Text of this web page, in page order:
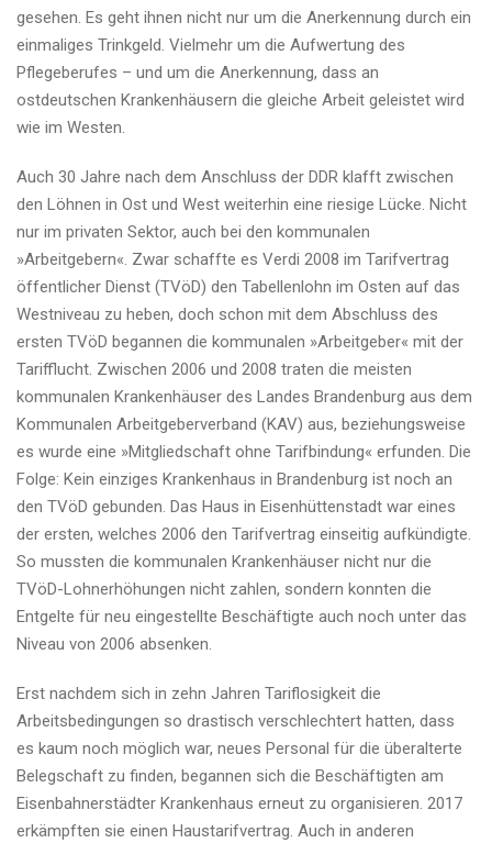
gesehen. Es geht ihnen nicht nur um die Anerkennung durch ein
einmaliges Trinkgeld. Vielmehr um die Aufwertung des
Pflegeberufes – und um die Anerkennung, dass an
ostdeutschen Krankenhäusern die gleiche Arbeit geleistet wird
wie im Westen.
Auch 30 Jahre nach dem Anschluss der DDR klafft zwischen
den Löhnen in Ost und West weiterhin eine riesige Lücke. Nicht
nur im privaten Sektor, auch bei den kommunalen
»Arbeitgebern«. Zwar schaffte es Verdi 2008 im Tarifvertrag
öffentlicher Dienst (TVöD) den Tabellenlohn im Osten auf das
Westniveau zu heben, doch schon mit dem Abschluss des
ersten TVöD begannen die kommunalen »Arbeitgeber« mit der
Tarifflucht. Zwischen 2006 und 2008 traten die meisten
kommunalen Krankenhäuser des Landes Brandenburg aus dem
Kommunalen Arbeitgeberverband (KAV) aus, beziehungsweise
es wurde eine »Mitgliedschaft ohne Tarifbindung« erfunden. Die
Folge: Kein einziges Krankenhaus in Brandenburg ist noch an
den TVöD gebunden. Das Haus in Eisenhüttenstadt war eines
der ersten, welches 2006 den Tarifvertrag einseitig aufkündigte.
So mussten die kommunalen Krankenhäuser nicht nur die
TVöD-Lohnerhöhungen nicht zahlen, sondern konnten die
Entgelte für neu eingestellte Beschäftigte auch noch unter das
Niveau von 2006 absenken.
Erst nachdem sich in zehn Jahren Tariflosigkeit die
Arbeitsbedingungen so drastisch verschlechtert hatten, dass
es kaum noch möglich war, neues Personal für die überalterte
Belegschaft zu finden, begannen sich die Beschäftigten am
Eisenbahnerstädter Krankenhaus erneut zu organisieren. 2017
erkämpften sie einen Haustarifvertrag. Auch in anderen